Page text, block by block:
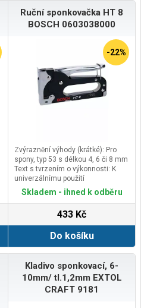
Ruční sponkovačka HT 8
BOSCH 0603038000
-22%
Zvýraznění výhody (krátké): Pro
spony, typ 53 s délkou 4, 6 či 8 mm
Text s tvrzením o výkonnosti: K
univerzálnímu použití
(Verze), klíčový důvod RTB:
Navržena k rychlému upevňování
papírové lepenky a izolačních
materiálů
Specifický důvod RTB1: Vybavena
ruční spouští, vyrobena z odolné
leštěné oceli; madlo spouště je
polstrované a opatřené pojistkou
Skladem - ihned k odběru
433 Kč
Do košíku
Kladivo sponkovací, 6-
10mm/ tl.1,2mm EXTOL
CRAFT 9181